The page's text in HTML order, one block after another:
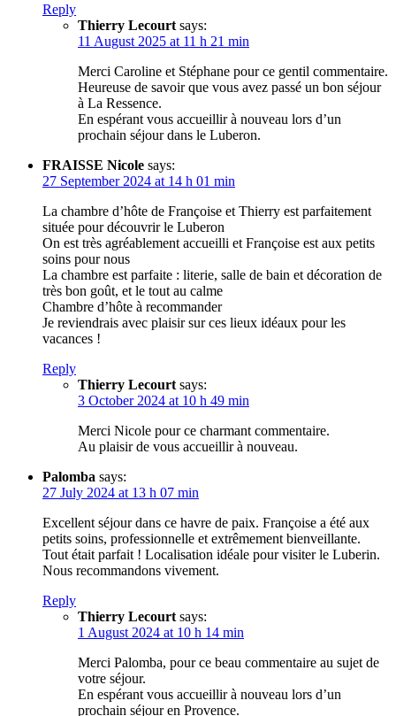
Reply
Thierry Lecourt says:
11 August 2025 at 11 h 21 min
Merci Caroline et Stéphane pour ce gentil commentaire.
Heureuse de savoir que vous avez passé un bon séjour
à La Ressence.
En espérant vous accueillir à nouveau lors d’un
prochain séjour dans le Luberon.
FRAISSE Nicole says:
27 September 2024 at 14 h 01 min
La chambre d’hôte de Françoise et Thierry est parfaitement
située pour découvrir le Luberon
On est très agréablement accueilli et Françoise est aux petits
soins pour nous
La chambre est parfaite : literie, salle de bain et décoration de
très bon goût, et le tout au calme
Chambre d’hôte à recommander
Je reviendrais avec plaisir sur ces lieux idéaux pour les
vacances !
Reply
Thierry Lecourt says:
3 October 2024 at 10 h 49 min
Merci Nicole pour ce charmant commentaire.
Au plaisir de vous accueillir à nouveau.
Palomba says:
27 July 2024 at 13 h 07 min
Excellent séjour dans ce havre de paix. Françoise a été aux
petits soins, professionnelle et extrêmement bienveillante.
Tout était parfait ! Localisation idéale pour visiter le Luberin.
Nous recommandons vivement.
Reply
Thierry Lecourt says:
1 August 2024 at 10 h 14 min
Merci Palomba, pour ce beau commentaire au sujet de
votre séjour.
En espérant vous accueillir à nouveau lors d’un
prochain séjour en Provence.